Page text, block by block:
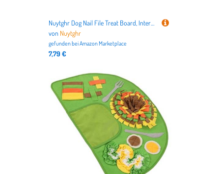
Nuytghr Dog Nail File Treat Board, Interactive Trimmer Toy for Pets, Soothing Scratch 1.57x1.97x1.97 inches, Furniture Door Cat Couch Chair Protector, Stress- Grooming Aid
von Nuytghr
gefunden beiAmazon Marketplace
7,79 €